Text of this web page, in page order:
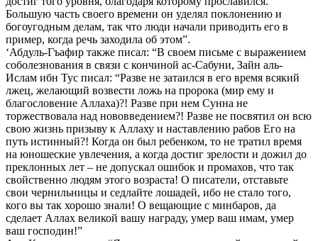
Большую часть своего времени он уделял поклонению и
богоугодным делам, так что люди начали приводить его в
пример, когда речь заходила об этом”.
‘Абдуль-Гъафир также писал: “В своем письме с выражением
соболезнования в связи с кончиной ас-Сабуни, Зайн аль-
Ислам ибн Тус писал: “Разве не затаился в его время всякий
лжец, желающий возвести ложь на пророка (мир ему и
благословение Аллаха)?! Разве при нем Сунна не
торжествовала над нововведением?! Разве не посвятил он всю
свою жизнь призыву к Аллаху и наставлению рабов Его на
путь истинный?! Когда он был ребенком, то не тратил время
на юношеские увлечения, а когда достиг зрелости и дожил до
преклонных лет – не допускал ошибок и промахов, что так
свойственно людям этого возраста! О писатели, отставьте
свои чернильницы и седлайте лошадей, ибо не стало того,
кого вы так хорошо знали! О вещающие с минбаров, да
сделает Аллах великой вашу награду, умер ваш имам, умер
ваш господин!”